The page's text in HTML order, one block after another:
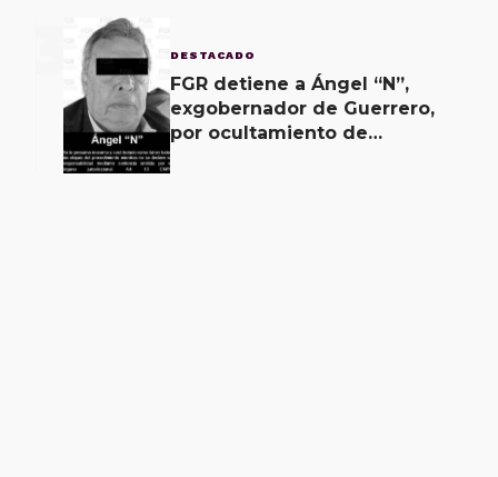
DESTACADO
FGR detiene a Ángel “N”,
exgobernador de Guerrero,
por ocultamiento de